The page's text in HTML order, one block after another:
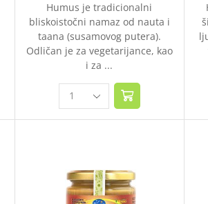
Humus je tradicionalni
bliskoistočni namaz od nauta i
taana (susamovog putera).
Odličan je za vegetarijance, kao
i za ...